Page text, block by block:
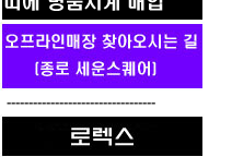
----------------------------------